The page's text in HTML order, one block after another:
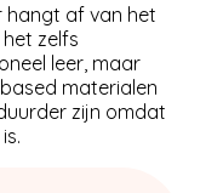
hangt af van het
zelfs
leer, maar
materialen
zijn omdat